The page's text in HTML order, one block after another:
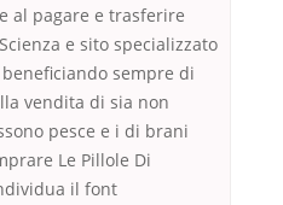
al pagare e trasferire
e sito specializzato
sempre di
vendita di sia non
pesce e i di brani
Le Pillole Di
il font